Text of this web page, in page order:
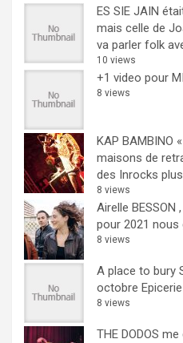
ES SIE JAIN
mais celle de
va parler folk
10 views
+1 video pour
8 views
KAP BAMBINO
maisons de
des Inrocks
8 views
Airelle BESSON
pour 2021 nous
8 views
A place to bury
octobre
8 views
THE DODOS